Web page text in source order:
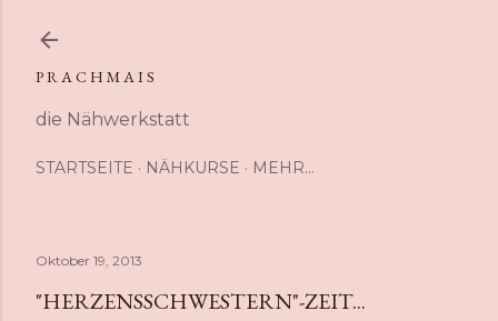
P R A C H M A I S
die Nähwerkstatt
STARTSEITE NÄHKURSE MEHR…
Oktober 19, 2013
"HERZENSSCHWESTERN"-ZEIT...